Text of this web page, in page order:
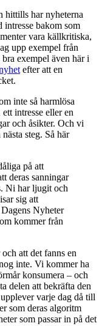
hittills har nyheterna
intresse bakom som
vara källkritiska,
upp exempel från
exempel även här i
efter att en
inte så harmlösa
intresse eller en
och åsikter. Och vi
steg. Så här
på att
deras sanningar
Ni har ljugit och
sig att
Nyheter
kommer från
att det fanns en
inte. Vi kommer ha
konsumera – och
delen att bekräfta den
varje dag då till
som deras algoritm
som passar in på det